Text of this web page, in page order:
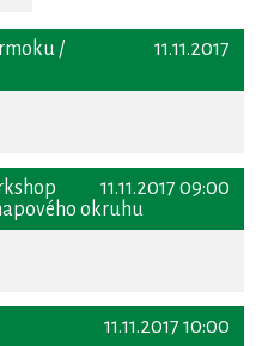
11.11.2017
/
11.11.2017 09:00
okruhu
11.11.2017 10:00